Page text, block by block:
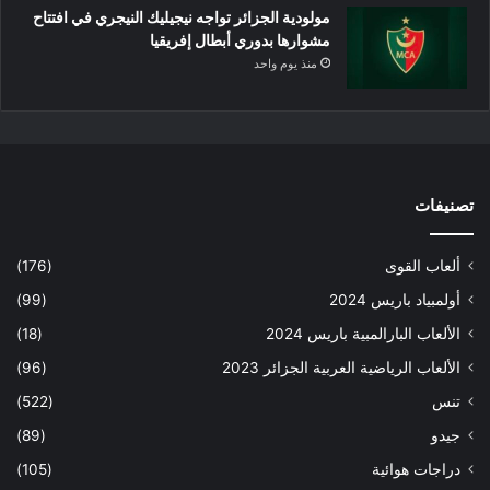
مولودية الجزائر تواجه نيجيليك النيجري في افتتاح
مشوارها بدوري أبطال إفريقيا
منذ يوم واحد
تصنيفات
ألعاب القوى
(176)
أولمبياد باريس 2024
(99)
الألعاب البارالمبية باريس 2024
(18)
الألعاب الرياضية العربية الجزائر 2023
(96)
تنس
(522)
جيدو
(89)
دراجات هوائية
(105)